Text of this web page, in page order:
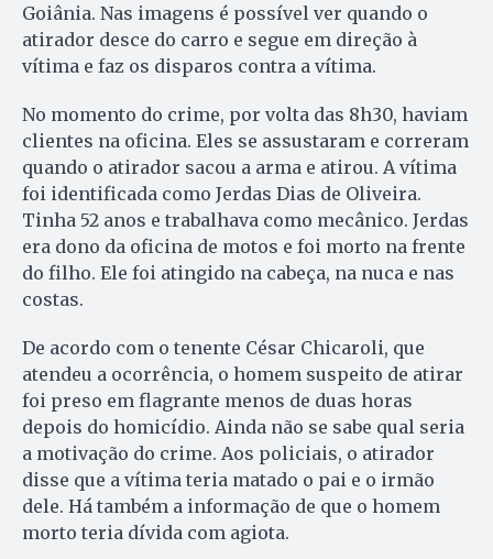
Goiânia. Nas imagens é possível ver quando o
atirador desce do carro e segue em direção à
vítima e faz os disparos contra a vítima.
No momento do crime, por volta das 8h30, haviam
clientes na oficina. Eles se assustaram e correram
quando o atirador sacou a arma e atirou. A vítima
foi identificada como Jerdas Dias de Oliveira.
Tinha 52 anos e trabalhava como mecânico. Jerdas
era dono da oficina de motos e foi morto na frente
do filho. Ele foi atingido na cabeça, na nuca e nas
costas.
De acordo com o tenente César Chicaroli, que
atendeu a ocorrência, o homem suspeito de atirar
foi preso em flagrante menos de duas horas
depois do homicídio. Ainda não se sabe qual seria
a motivação do crime. Aos policiais, o atirador
disse que a vítima teria matado o pai e o irmão
dele. Há também a informação de que o homem
morto teria dívida com agiota.